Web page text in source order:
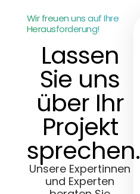
Wir freuen uns auf Ihre
Herausforderung!
Lassen
Sie uns
über Ihr
Projekt
sprechen.
Unsere Expertinnen
und Experten